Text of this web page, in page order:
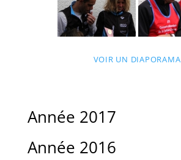
VOIR UN DIAPORAMA
Année 2017
Année 2016